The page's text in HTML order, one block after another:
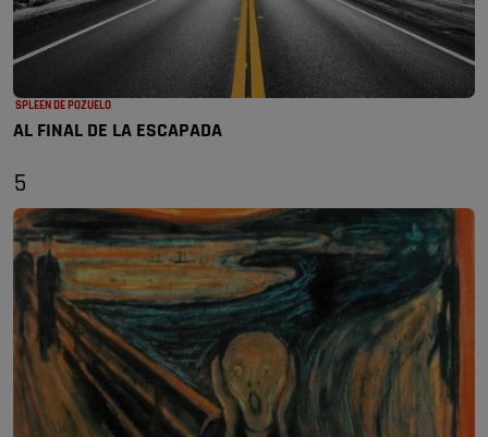
SPLEEN DE POZUELO
AL FINAL DE LA ESCAPADA
5